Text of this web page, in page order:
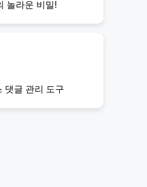
놀라운 비밀!
댓글 관리 도구